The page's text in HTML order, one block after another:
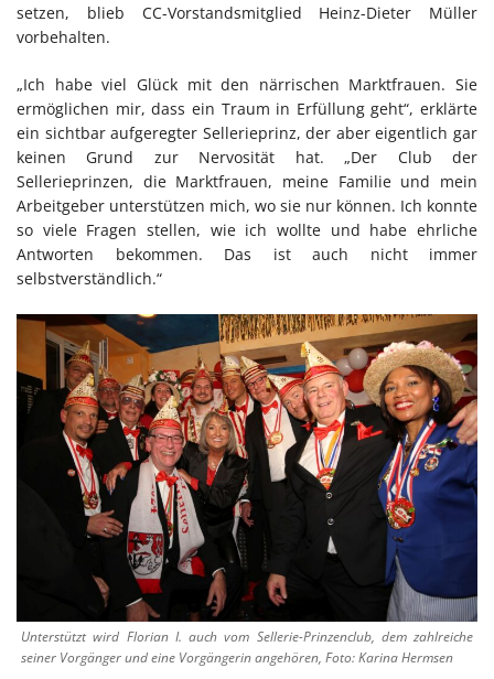
setzen, blieb CC-Vorstandsmitglied Heinz-Dieter Müller
vorbehalten.
„Ich habe viel Glück mit den närrischen Marktfrauen. Sie
ermöglichen mir, dass ein Traum in Erfüllung geht“, erklärte
ein sichtbar aufgeregter Sellerieprinz, der aber eigentlich gar
keinen Grund zur Nervosität hat. „Der Club der
Sellerieprinzen, die Marktfrauen, meine Familie und mein
Arbeitgeber unterstützen mich, wo sie nur können. Ich konnte
so viele Fragen stellen, wie ich wollte und habe ehrliche
Antworten bekommen. Das ist auch nicht immer
selbstverständlich.“
Unterstützt wird Florian I. auch vom Sellerie-Prinzenclub, dem zahlreiche
seiner Vorgänger und eine Vorgängerin angehören, Foto: Karina Hermsen